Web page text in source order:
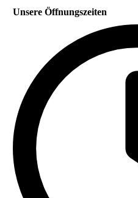
Unsere Öffnungszeiten